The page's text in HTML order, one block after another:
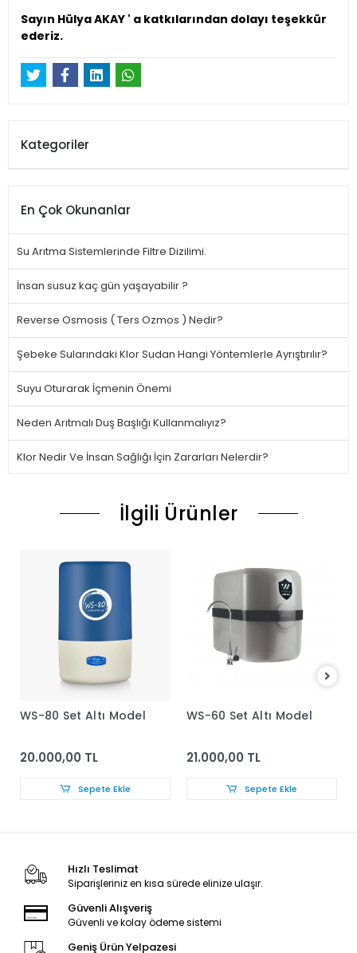
Sayın Hülya AKAY ' a katkılarından dolayı teşekkür
ederiz.
Kategoriler
En Çok Okunanlar
Su Arıtma Sistemlerinde Filtre Dizilimi.
İnsan susuz kaç gün yaşayabilir ?
Reverse Osmosis ( Ters Ozmos ) Nedir?
Şebeke Sularındaki Klor Sudan Hangi Yöntemlerle Ayrıştırılır?
Suyu Oturarak İçmenin Önemi
Neden Arıtmalı Duş Başlığı Kullanmalıyız?
Klor Nedir Ve İnsan Sağlığı İçin Zararları Nelerdir?
İlgili Ürünler
WS-80 Set Altı Model
20.000,00 TL
Sepete Ekle
WS-60 Set Altı Model
21.000,00 TL
Sepete Ekle
Hızlı Teslimat
Siparişleriniz en kısa sürede elinize ulaşır.
Güvenli Alışveriş
Güvenli ve kolay ödeme sistemi
Geniş Ürün Yelpazesi